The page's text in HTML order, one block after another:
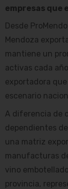
empresas que
Desde
Mendoza
mantiene un
activas cada
exportadora
escenario
A diferencia de
dependientes
una matriz
manufacturas
vino
provincia,